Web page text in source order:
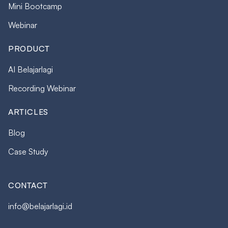
Mini Bootcamp
Webinar
PRODUCT
AI Belajarlagi
Recording Webinar
ARTICLES
Blog
Case Study
CONTACT
info@belajarlagi.id